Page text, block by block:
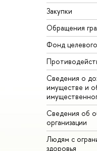
Закупки
Обращения
Фонд
Сведения о
имуществе и
Сведения об
организации
Людям с
здоровья